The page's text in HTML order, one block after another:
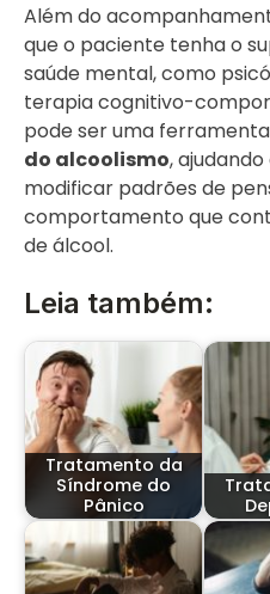
Além do
que o paciente tenha o
saúde mental, como
terapia cognitivo-
pode ser uma
do alcoolismo,
modificar padrões de
comportamento que
de álcool.
Leia também:
Tratamento da
Síndrome do
Pânico